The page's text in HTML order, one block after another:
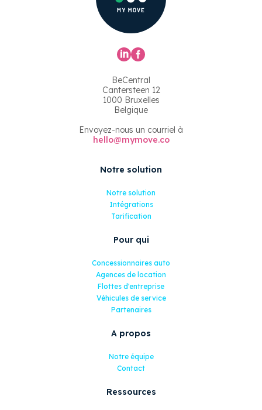
BeCentral
Cantersteen 12
1000 Bruxelles
Belgique
Envoyez-nous un courriel à
hello@mymove.co
Notre solution
Notre solution
Intégrations
Tarification
Pour qui
Concessionnaires auto
Agences de location
Flottes d'entreprise
Véhicules de service
Partenaires
A propos
Notre équipe
Contact
Ressources